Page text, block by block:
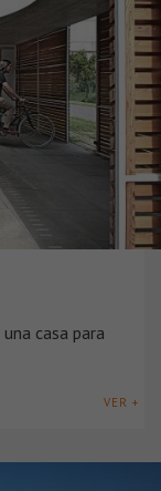
casa para
VER +